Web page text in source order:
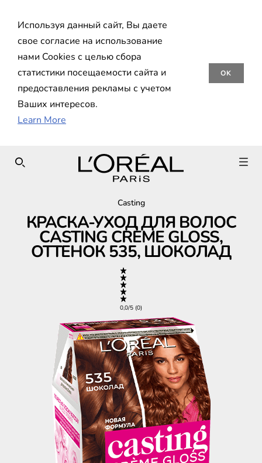
Используя данный сайт, Вы даете
свое согласие на использование
нами Cookies с целью сбора
статистики посещаемости сайта и
предоставления рекламы с учетом
Ваших интересов.
Learn More
OK
SEARCH THIS SITE
Casting
КРАСКА-УХОД ДЛЯ ВОЛОС
CASTING CRÈME GLOSS,
ОТТЕНОК 535, ШОКОЛАД
0,0/5 (0)